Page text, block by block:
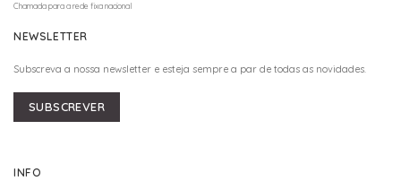
Chamada para a rede fixa nacional
NEWSLETTER
Subscreva a nossa newsletter e esteja sempre a par de todas as novidades.
SUBSCREVER
INFO